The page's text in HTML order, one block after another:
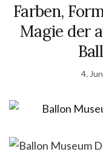
Farben,
Magie der
4.